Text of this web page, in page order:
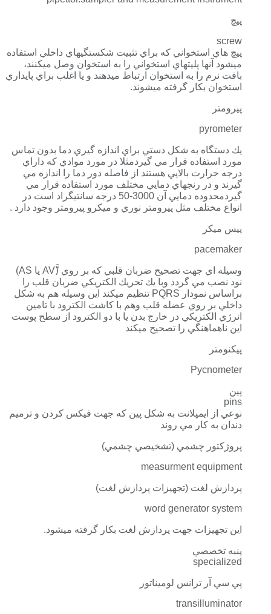
پيچ
screw
پيچ هاي استخواني كه براي تثبيت شكستگيهاي داخلي استفاده
ميشود آنها پليتهاي استخواني را به استخوان وصل ميكنند،
بافت نرم را به استخوان ارتباط ميدهند و يا اغلب براي پايداري
استخوان بكار گرفته ميشوند.
پيرومتر
pyrometer
يك دستگاه به شكل دستي براي اندازه گيري دما بدون تماس
مورد استفاده قرار مي گيردمثلا در مورد موادي كه داراي
درجه حرارت بالايي هستند از فاصله دور دما را اندازه مي
گيرند و در رنجهاي دمايي مختلف مورد استفاده قرار مي
گيردمحدوده دمايي آن 3000-50 درجه سانتيگراد است در
انواع مختلف مثل پيرومتر نوري و ميكرو پيرومتر وجود دارد .
پيس ميكر
pacemaker
وسيله اي جهت تصحيح ضربان قلبي كه بر روي (َََAV يا AS)
نود نصب مي گردد وبا يك تحريك الكتريكي ضربان قلب را
براساس نمودار PQRS تنظيم ميكند اين وسيله هم به شكل
داخلي بر روي عضله قلب وهم با كاشت الكترود با تامين
انرژي الكتريكي در خارج بدن يا با دو الكترود از سطح پوست
اين ناهماهنگي را تصحيح ميكند
پيكنومتر
Pycnometer
پين
pins
نوعي از ايمپلانت به شكل پين كه جهت فيكس كردن و ترميم
دندان به كار مي روند
پروژكتور چشمي (تشخيصي چشمي)
measurment equipment
پردازش لغت (تجهيزات پردازش لغت)
word generator system
اين تجهيزات جهت پردازش لغت بكار گرفته ميشود.
پنبه تخصصي
specialized
پي سي آر ترانس لوميناتور
transilluminator